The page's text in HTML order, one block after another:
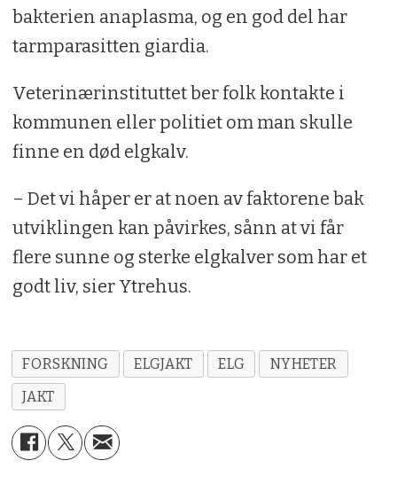
bakterien anaplasma, og en god del har
tarmparasitten giardia.
Veterinærinstituttet ber folk kontakte i
kommunen eller politiet om man skulle
finne en død elgkalv.
– Det vi håper er at noen av faktorene bak
utviklingen kan påvirkes, sånn at vi får
flere sunne og sterke elgkalver som har et
godt liv, sier Ytrehus.
FORSKNING ELGJAKT ELG
NYHETER
JAKT